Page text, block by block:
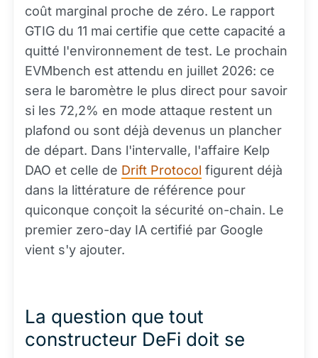
coût marginal proche de zéro. Le rapport
GTIG du 11 mai certifie que cette capacité a
quitté l'environnement de test. Le prochain
EVMbench est attendu en juillet 2026: ce
sera le baromètre le plus direct pour savoir
si les 72,2% en mode attaque restent un
plafond ou sont déjà devenus un plancher
de départ. Dans l'intervalle, l'affaire Kelp
DAO et celle de Drift Protocol figurent déjà
dans la littérature de référence pour
quiconque conçoit la sécurité on-chain. Le
premier zero-day IA certifié par Google
vient s'y ajouter.
La question que tout
constructeur DeFi doit se